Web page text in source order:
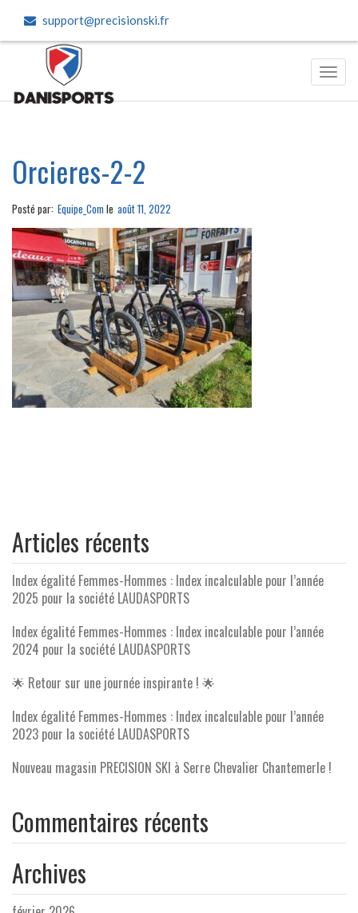
support@precisionski.fr
Orcieres-2-2
Posté par: Equipe_Com le août 11, 2022
Articles récents
Index égalité Femmes-Hommes : Index incalculable pour l’année
2025 pour la société LAUDASPORTS
Index égalité Femmes-Hommes : Index incalculable pour l’année
2024 pour la société LAUDASPORTS
🌟 Retour sur une journée inspirante ! 🌟
Index égalité Femmes-Hommes : Index incalculable pour l’année
2023 pour la société LAUDASPORTS
Nouveau magasin PRECISION SKI à Serre Chevalier Chantemerle !
Commentaires récents
Archives